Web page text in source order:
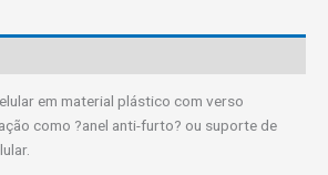
em material plástico com verso
como ?anel anti-furto? ou suporte de